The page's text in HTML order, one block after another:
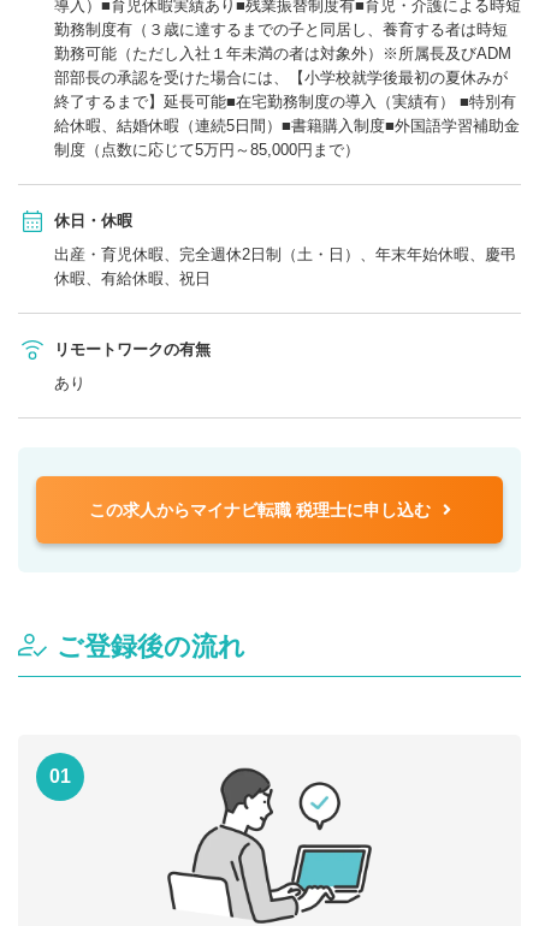
導入）■育児休暇実績あり■残業振替制度有■育児・介護による時短
勤務制度有（３歳に達するまでの子と同居し、養育する者は時短
勤務可能（ただし入社１年未満の者は対象外）※所属長及びADM
部部長の承認を受けた場合には、【小学校就学後最初の夏休みが
終了するまで】延長可能■在宅勤務制度の導入（実績有） ■特別有
給休暇、結婚休暇（連続5日間）■書籍購入制度■外国語学習補助金
制度（点数に応じて5万円～85,000円まで）
休日・休暇
出産・育児休暇、完全週休2日制（土・日）、年末年始休暇、慶弔
休暇、有給休暇、祝日
リモートワークの有無
あり
この求人からマイナビ転職 税理士に申し込む
ご登録後の流れ
01